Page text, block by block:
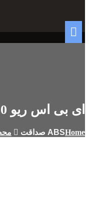
ای بی اس ریو 1E110
Home